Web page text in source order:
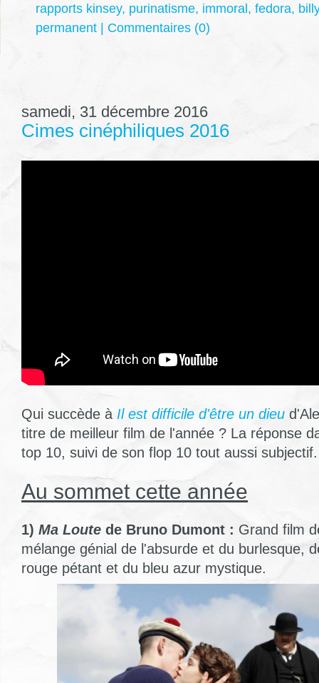
rapports kinsey, purinatisme, immoral, fedora,
permanent | Commentaires (0)
samedi, 31 décembre 2016
Cimes cinéphiliques 2016
Qui succède à Il est difficile d'être un dieu
titre de meilleur film de l'année ? La réponse
top 10, suivi de son flop 10 tout aussi subjectif.
Au sommet cette année
1) Ma Loute de Bruno Dumont : Grand film
mélange génial de l'absurde et du burlesque,
rouge pétant et du bleu azur mystique.